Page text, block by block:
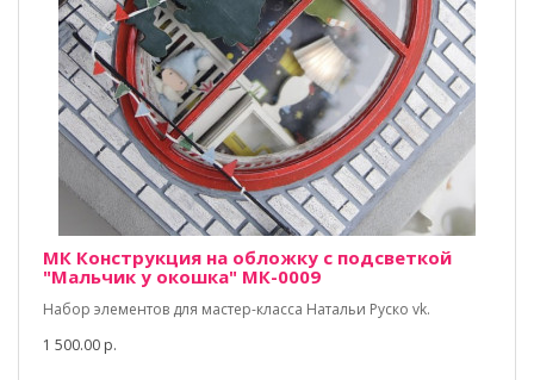
МК Конструкция на обложку с подсветкой
"Мальчик у окошка" МК-0009
Набор элементов для мастер-класса Натальи Руско vk.
1 500.00 р.